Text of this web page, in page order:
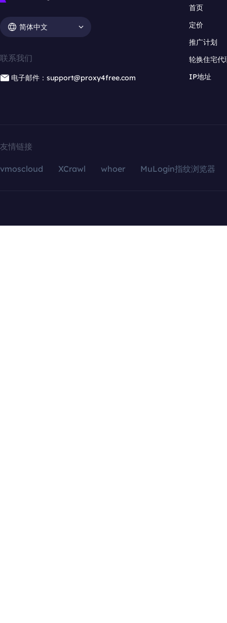
简体中文
联系我们
电子邮件：support@proxy4free.com
首页
定价
推广计划
轮换住宅代
IP地址
友情链接
vmoscloud XCrawl whoer MuLogin指纹浏览器